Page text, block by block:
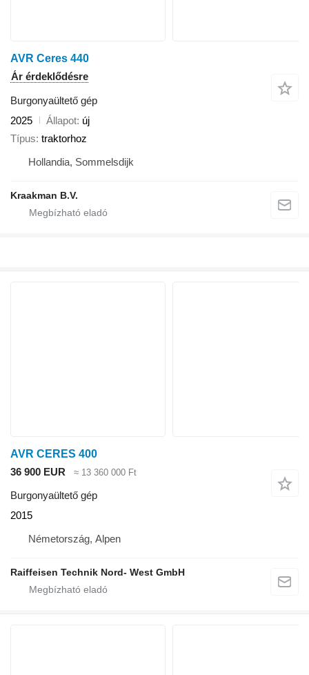
AVR Ceres 440
Ár érdeklődésre
Burgonyaültető gép
2025
Állapot új
Típus traktorhoz
Hollandia, Sommelsdijk
Kraakman B.V.
AVR CERES 400
36 900 EUR
≈ 13 360 000 Ft
Burgonyaültető gép
2015
Németország, Alpen
Raiffeisen Technik Nord- West GmbH